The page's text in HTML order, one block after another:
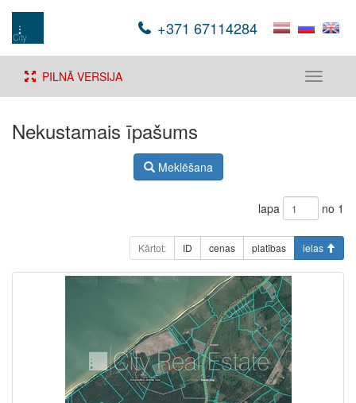
+371 67114284
Toggle
PILNĀ VERSIJA
Nekustamais īpašums
Meklēšana
lapa no 1
Kārtot: ID cenas platības ielas